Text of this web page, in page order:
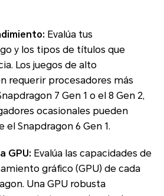
Evalúa tus
y los tipos de títulos que
Los juegos de alto
requerir procesadores más
7 Gen 1 o el 8 Gen 2,
ocasionales pueden
Snapdragon 6 Gen 1.
GPU: Evalúa las capacidades de
gráfico (GPU) de cada
Una GPU robusta